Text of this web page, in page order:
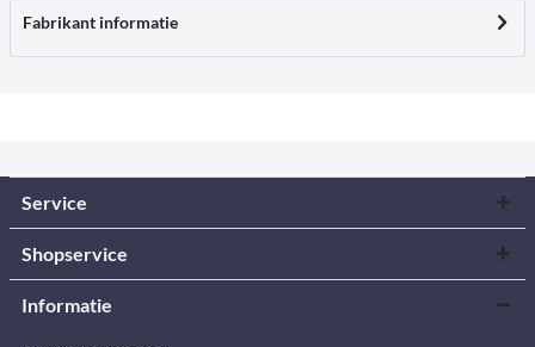
Fabrikant informatie
Service
Shopservice
Informatie